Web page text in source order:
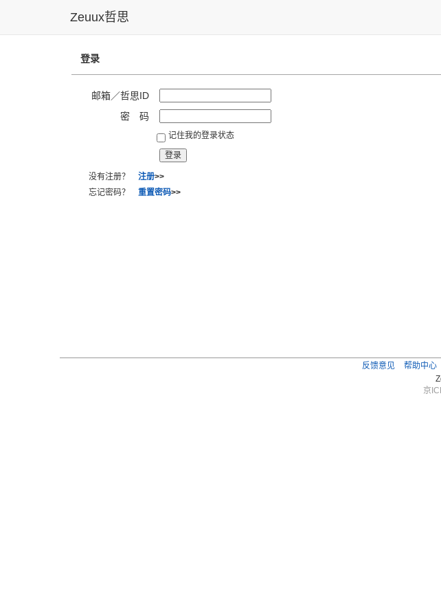
Zeuux哲思
登录
邮箱／哲思ID
密 码
记住我的登录状态
没有注册？ 注册>>
忘记密码？ 重置密码>>
反馈意见 帮助中心
京